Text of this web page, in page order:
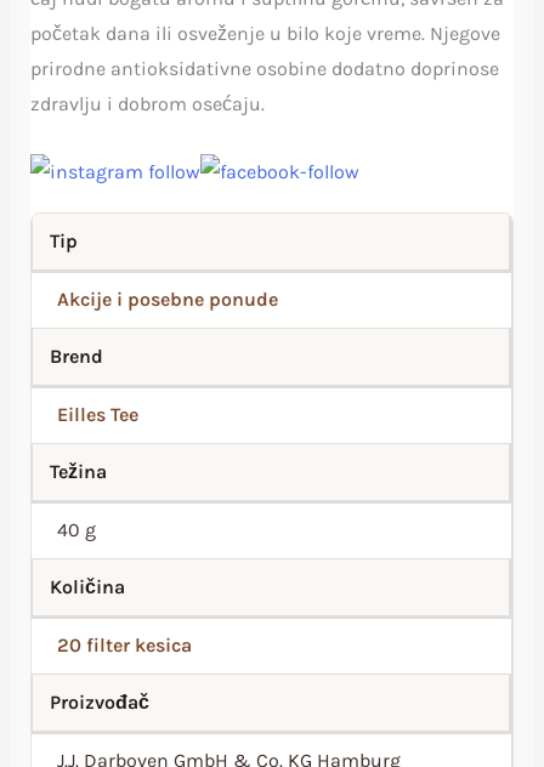
početak dana ili osveženje u bilo koje vreme. Njegove
prirodne antioksidativne osobine dodatno doprinose
zdravlju i dobrom osećaju.
Tip
Akcije i posebne ponude
Brend
Eilles Tee
Težina
40 g
Količina
20 filter kesica
Proizvođač
J.J. Darboven GmbH & Co. KG Hamburg